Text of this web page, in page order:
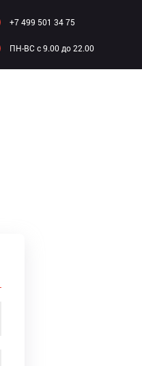
+7 499 501 34 75
ПН-ВC c 9.00 до 22.00